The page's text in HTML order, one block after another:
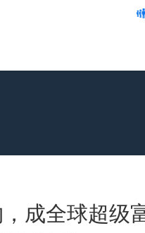
成全球超级